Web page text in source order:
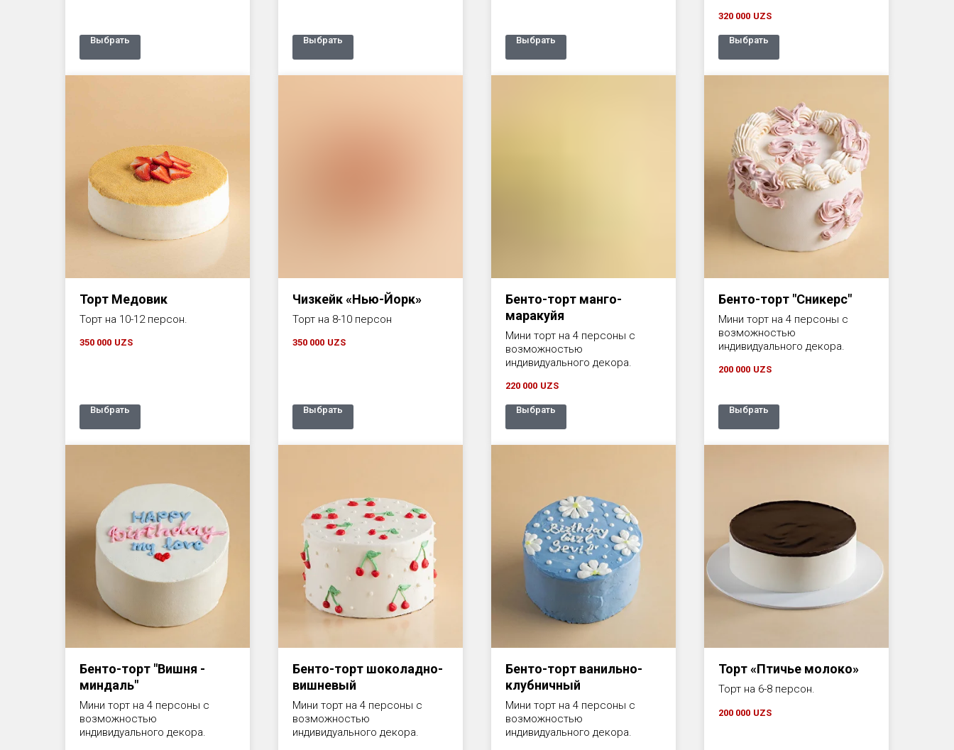
Выбрать Выбрать Выбрать
320 000 UZS
Выбрать
Торт Медовик
Торт на 10-12 персон.
350 000 UZS
Выбрать
Чизкейк «Нью-Йорк»
Торт на 8-10 персон
350 000 UZS
Выбрать
Бенто-торт манго-
маракуйя
Мини торт на 4 персоны с
возможностью
индивидуального декора.
220 000 UZS
Выбрать
Бенто-торт "Сникерс"
Мини торт на 4 персоны с
возможностью
индивидуального декора.
200 000 UZS
Выбрать
Бенто-торт "Вишня -
миндаль"
Мини торт на 4 персоны с
возможностью
индивидуального декора.
Бенто-торт шоколадно-
вишневый
Мини торт на 4 персоны с
возможностью
индивидуального декора.
Бенто-торт ванильно-
клубничный
Мини торт на 4 персоны с
возможностью
индивидуального декора.
Торт «Птичье молоко»
Торт на 6-8 персон.
200 000 UZS